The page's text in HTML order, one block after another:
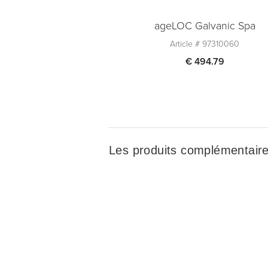
ageLOC Galvanic Spa
Article # 97310060
€ 494.79
Ajouter au panier
Les produits